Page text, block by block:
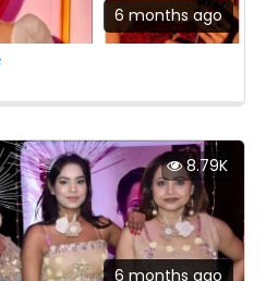
6 months ago
8.79K
6 months ago